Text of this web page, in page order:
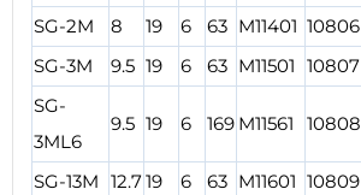
SG-2M 8 19 6 63 M11401 10806
SG-3M
9.5 19 6 63 M11501 10807
SG-
3ML6
9.5 19 6 169 M11561 10808
SG-13M 12.719 6 63 M11601 10809